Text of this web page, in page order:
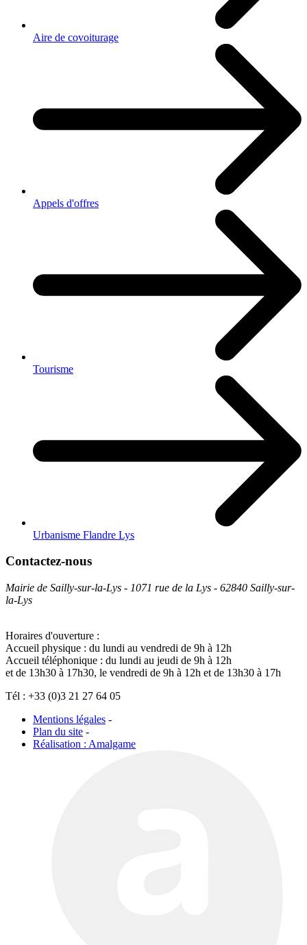
Aire de covoiturage
Appels d'offres
Tourisme
Urbanisme Flandre Lys
Contactez-nous
Mairie de Sailly-sur-la-Lys - 1071 rue de la Lys - 62840 Sailly-sur-
la-Lys
Horaires d'ouverture :
Accueil physique : du lundi au vendredi de 9h à 12h
Accueil téléphonique : du lundi au jeudi de 9h à 12h
et de 13h30 à 17h30, le vendredi de 9h à 12h et de 13h30 à 17h
Tél : +33 (0)3 21 27 64 05
Mentions légales -
Plan du site -
Réalisation : Amalgame